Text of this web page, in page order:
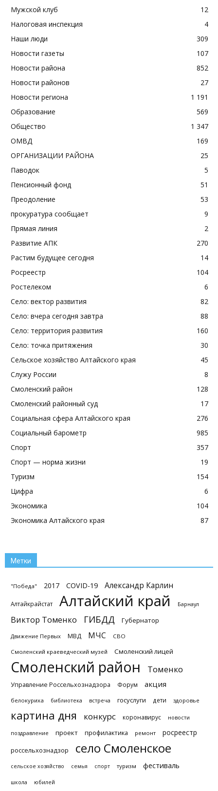
Мужской клуб
12
Налоговая инспекция
4
Наши люди
309
Новости газеты
107
Новости района
852
Новости районов
27
Новости региона
1 191
Образование
569
Общество
1 347
ОМВД
169
ОРГАНИЗАЦИИ РАЙОНА
25
Паводок
5
Пенсионный фонд
51
Преодоление
53
прокуратура сообщает
9
Прямая линия
2
Развитие АПК
270
Растим будущее сегодня
14
Росреестр
104
Ростелеком
6
Село: вектор развития
82
Село: вчера сегодня завтра
88
Село: территория развития
160
Село: точка притяжения
30
Сельское хозяйство Алтайского края
45
Служу России
8
Смоленский район
128
Смоленский районный суд
17
Социальная сфера Алтайского края
276
Социальный барометр
985
Спорт
357
Спорт — норма жизни
19
Туризм
154
Цифра
6
Экономика
104
Экономика Алтайского края
87
Метки
"Победа" 2017 COVID-19 Александр Карлин
Алтайкрайстат Алтайский край Барнаул
Виктор Томенко ГИБДД Губернатор
Движение Первых МВД МЧС СВО
Смоленский краеведческий музей Смоленский лицей
Смоленский район Томенко
Управление Россельхознадзора Форум акция
белокуриха библиотека встреча госуслуги дети здоровье
картина дня конкурс коронавирус новости
поздравление проект профилактика ремонт росреестр
россельхознадзор село Смоленское
сельское хозяйство семья спорт туризм фестиваль
школа юбилей